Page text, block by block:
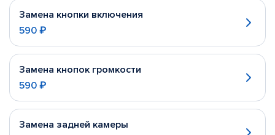
Замена кнопки включения
590 ₽
Замена кнопок громкости
590 ₽
Замена задней камеры